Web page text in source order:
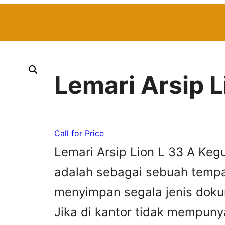
Lemari Arsip
Call for Price
Lemari Arsip Lion L 33 A
adalah sebagai sebuah
menyimpan segala jenis
Jika di kantor tidak